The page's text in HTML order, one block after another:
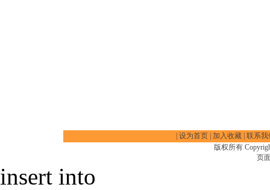
设为首页| 加入收藏| 联系我
版权所有
页
insert into